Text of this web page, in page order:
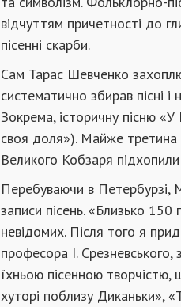
відчуттям причетності до
пісенні скарби.
Сам Тарас Шевченко
систематично збирав пісні
Зокрема, історичну пісню «У
своя доля»). Майже третина
Великого Кобзаря
Перебуваючи в Петербурзі,
записи пісень. «Близько
невідомих. Після того я
професора І. Срезневського,
їхньою пісенною
хуторі поблизу Диканьки»,